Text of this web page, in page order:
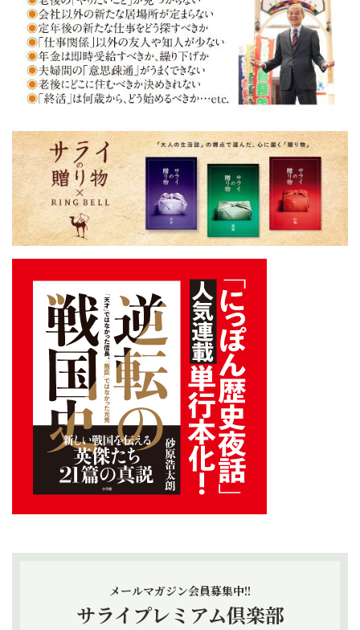
メールマガジン会員募集中!!
サライプレミアム倶楽部